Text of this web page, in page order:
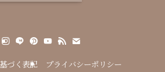
づく表記 プライバシーポリシー